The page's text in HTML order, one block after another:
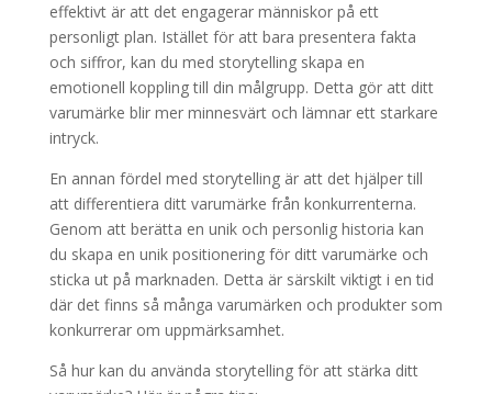
effektivt är att det engagerar människor på ett
personligt plan. Istället för att bara presentera fakta
och siffror, kan du med storytelling skapa en
emotionell koppling till din målgrupp. Detta gör att ditt
varumärke blir mer minnesvärt och lämnar ett starkare
intryck.
En annan fördel med storytelling är att det hjälper till
att differentiera ditt varumärke från konkurrenterna.
Genom att berätta en unik och personlig historia kan
du skapa en unik positionering för ditt varumärke och
sticka ut på marknaden. Detta är särskilt viktigt i en tid
där det finns så många varumärken och produkter som
konkurrerar om uppmärksamhet.
Så hur kan du använda storytelling för att stärka ditt